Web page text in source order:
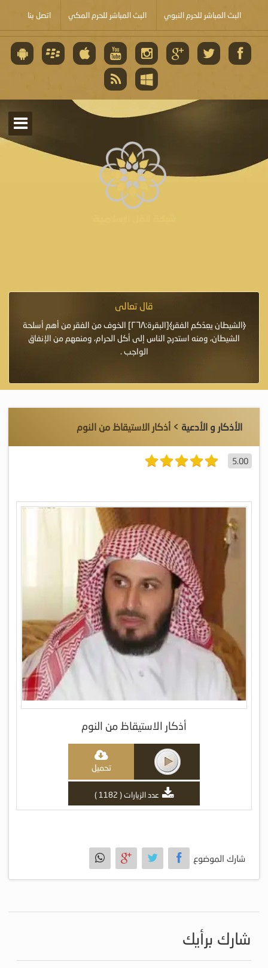
البث المباشر للحرم النبوي البث المباشر للحرم المكي اتصل بنا
قال تعالى
﴿الشيطان يعِدُكم الفقر﴾[البقرة:٢٦٨] الخوف من الفقر من أهم أسلحة
الشيطان، ومنه استدرج الناس إلى أكل الحرام، ومنعهم من الإنفاق
الواجب .
الأذكار و الأدعية > أذكار الاستيقاظ من النوم
5.00
أذكار الاستيقاظ من النوم
تحميل
عدد الزيارات ( 1182 )
شارك الموضوع
شارك برأيك